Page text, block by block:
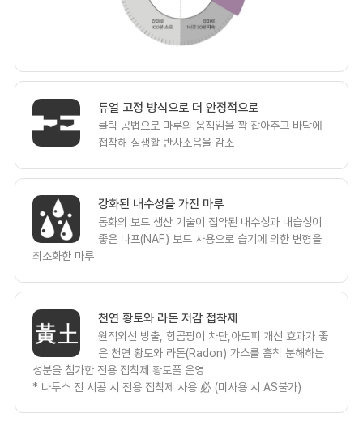
듀얼 고정 방식으로 더 안정적으로
클릭 공법으로 마루의 움직임을 꽉 잡아주고 바닥에
접착해 실생활 반사소음을 감소
강화된 내수성을 가진 마루
동화의 보드 생산 기술이 집약된 내수성과 내습성이
좋은 나프(NAF) 보드 사용으로 습기에 의한 변형을
최소화한 마루
천연 황토와 라돈 저감 접착제
원적외선 방출, 항곰팡이 차단,아토피 개선 효과가 좋
은 천연 황토와 라돈(Radon) 가스를 흡착 분해하는
성분을 첨가한 전용 접착제 황토풀 운영
* 나투스 진 시공 시 전용 접착제 사용 必 (미사용 시 AS불가)